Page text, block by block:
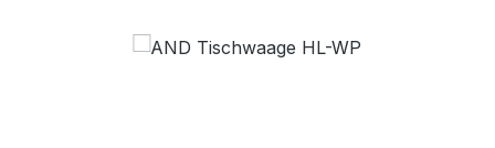
Bildergalerie überspringen